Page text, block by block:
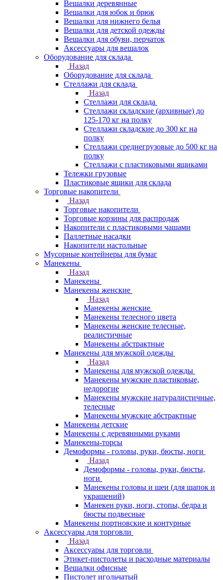
Вешалки деревянные
Вешалки для юбок и брюк
Вешалки для нижнего белья
Вешалки для детской одежды
Вешалки для обуви, перчаток
Аксессуары для вешалок
Оборудование для склада
Назад
Оборудование для склада
Стеллажи для склада
Назад
Стеллажи для склада
Стеллажи складские (архивные) до
125-170 кг на полку
Стеллажи складские до 300 кг на
полку
Стеллажи среднегрузовые до 500 кг на
полку
Стеллажи с пластиковыми ящиками
Тележки грузовые
Пластиковые ящики для склада
Торговые накопители
Назад
Торговые накопители
Торговые корзины для распродаж
Накопители с пластиковыми чашами
Паллетные насадки
Накопители настольные
Мусорные контейнеры для бумаг
Манекены
Назад
Манекены
Манекены женские
Назад
Манекены женские
Манекены телесного цвета
Манекены женские телесные,
реалистичные
Манекены абстрактные
Манекены для мужской одежды
Назад
Манекены для мужской одежды
Манекены мужские пластиковые,
недорогие
Манекены мужские натуралистичные,
телесные
Манекены мужские абстрактные
Манекены детские
Манекены с деревянными руками
Манекены-торсы
Демоформы - головы, руки, бюсты, ноги
Назад
Демоформы - головы, руки, бюсты,
ноги
Манекены головы и шеи (для шапок и
украшений)
Манекен руки, ноги, стопы, бедра и
бюсты подвесные
Манекены портновские и контурные
Аксессуары для торговли
Назад
Аксессуары для торговли
Этикет-пистолеты и расходные материалы
Вешалки офисные
Пистолет игольчатый